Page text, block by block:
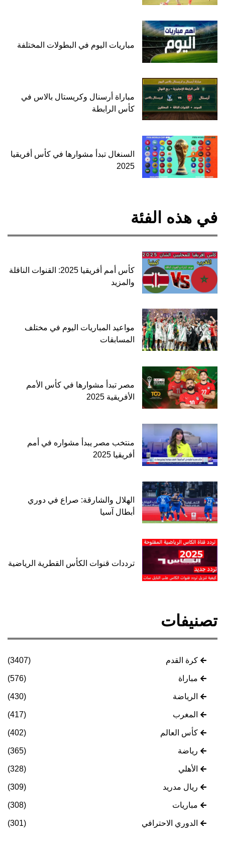
مباريات اليوم في البطولات المختلفة
مباراة أرسنال وكريستال بالاس في
كأس الرابطة
السنغال تبدأ مشوارها في كأس أفريقيا
2025
في هذه الفئة
كأس أمم أفريقيا 2025: القنوات الناقلة
والمزيد
مواعيد المباريات اليوم في مختلف
المسابقات
مصر تبدأ مشوارها في كأس الأمم
الأفريقية 2025
منتخب مصر يبدأ مشواره في أمم
أفريقيا 2025
الهلال والشارقة: صراع في دوري
أبطال آسيا
ترددات قنوات الكأس القطرية الرياضية
تصنيفات
كرة القدم (3407)
مباراة (576)
الرياضة (430)
المغرب (417)
كأس العالم (402)
رياضة (365)
الأهلي (328)
ريال مدريد (309)
مباريات (308)
الدوري الاحترافي (301)